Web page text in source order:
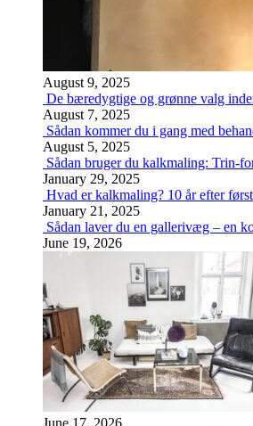
August 9, 2025
De bæredygtige og grønne valg
August 7, 2025
Sådan kommer du i gang med
August 5, 2025
Sådan bruger du kalkmaling: Trin-
January 29, 2025
Hvad er kalkmaling? 10 år efter
January 21, 2025
Sådan laver du en gallerivæg – en
June 19, 2026
June 17, 2026